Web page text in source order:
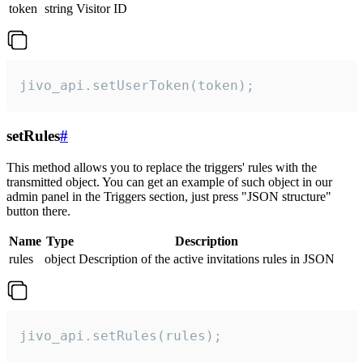
token string Visitor ID
jivo_api.setUserToken(token);
setRules#
This method allows you to replace the triggers' rules with the
transmitted object. You can get an example of such object in our
admin panel in the Triggers section, just press "JSON structure"
button there.
Name Type
Description
rules
object Description of the active invitations rules in JSON
jivo_api.setRules(rules);